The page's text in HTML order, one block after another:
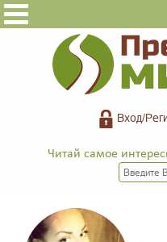
Вход/
Читай самое